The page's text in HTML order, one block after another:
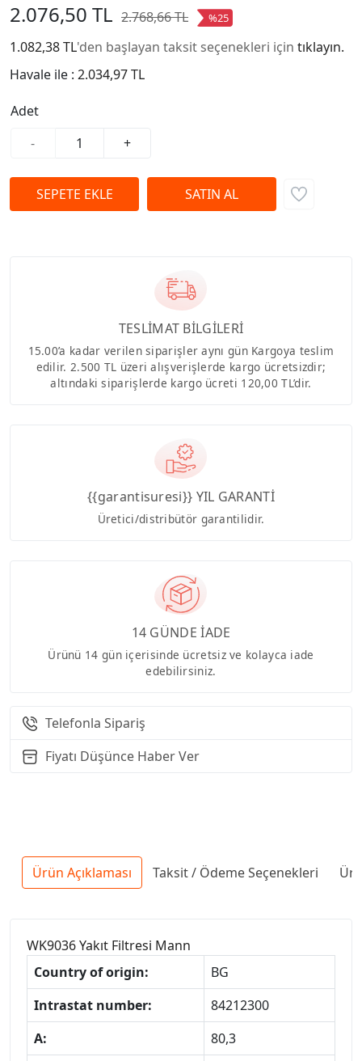
2.076,50 TL 2.768,66 TL %25
1.082,38 TL'den başlayan taksit seçenekleri için tıklayın.
Havale ile : 2.034,97 TL
Adet
-
+
TESLİMAT BİLGİLERİ
15.00’a kadar verilen siparişler aynı gün Kargoya teslim
edilir. 2.500 TL üzeri alışverişlerde kargo ücretsizdir;
altındaki siparişlerde kargo ücreti 120,00 TL’dir.
{{garantisuresi}} YIL GARANTİ
Üretici/distribütör garantilidir.
14 GÜNDE İADE
Ürünü 14 gün içerisinde ücretsiz ve kolayca iade
edebilirsiniz.
Telefonla Sipariş
Fiyatı Düşünce Haber Ver
Ürün Açıklaması Taksit / Ödeme Seçenekleri
WK9036 Yakıt Filtresi Mann
Country of origin:
BG
Intrastat number:
84212300
A:
80,3